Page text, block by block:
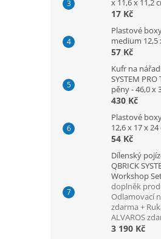
x 11,6 x 11,2
17 Kč
Plastové
medium 12,5
57 Kč
Kufr na
SYSTEM
pěny - 46,0 x
430 Kč
Plastové
12,6 x 17 x 24
54 Kč
Dílenský
QBRICK
Workshop
doplněk
Odlamovací
zdarma +
ALVAROS
3 190 Kč